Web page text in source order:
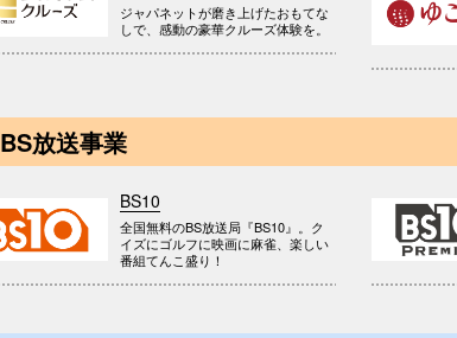
ジャパネットが磨き上げたおもてな
しで、感動の豪華クルーズ体験を。
BS放送事業
BS10
全国無料のBS放送局『BS10』。ク
イズにゴルフに映画に麻雀、楽しい
番組てんこ盛り！